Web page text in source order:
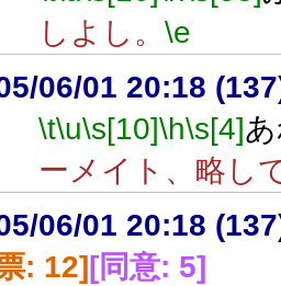
しよし。 \e
06/01 20:18
\t\u\s[10]\h\s[4]
ーメイト、略し
06/01 20:18
: 12][同意: 5]